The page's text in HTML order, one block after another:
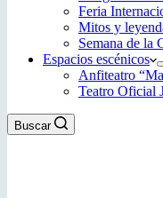
Feria
Mitos y
Semana de la
Espacios escénicos
Anfiteatro
Teatro Oficial
Buscar